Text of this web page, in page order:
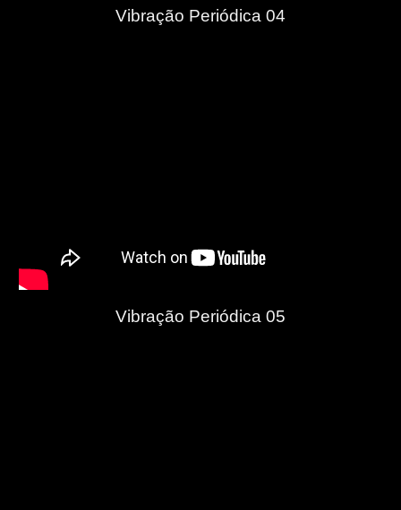
Vibração Periódica 04
Vibração Periódica 05